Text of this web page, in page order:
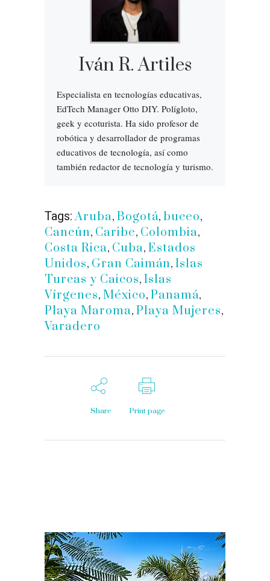
Iván R. Artiles
Especialista en tecnologías educativas,
EdTech Manager Otto DIY. Polígloto,
geek y ecoturista. Ha sido profesor de
robótica y desarrollador de programas
educativos de tecnología, así como
también redactor de tecnología y turismo.
Tags: Aruba, Bogotá, buceo,
Cancún, Caribe, Colombia,
Costa Rica, Cuba, Estados
Unidos, Gran Caimán, Islas
Turcas y Caicos, Islas
Vírgenes, México, Panamá,
Playa Maroma, Playa Mujeres,
Varadero
Share Print page